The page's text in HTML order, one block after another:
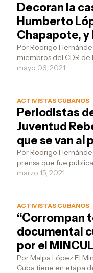
Decoran la
Humberto
Chapapote, y
mensaje por
madres
Por Rodrigo
miembros del CDR de
Humberto López, en
mayo 06, 2021
ACTIVISTAS CUBANOS
Periodistas
Juventud
que se van al
pagan los
que a los
Por Rodrigo
prensa que fue
la página oficial de
marzo 15, 2021
ACTIVISTAS CUBANOS
“Corrompan
documental
por el
Por Malpa López El
Cuba tiene en etapa